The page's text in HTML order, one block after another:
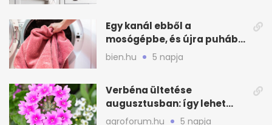
Egy kanál ebből a
mosógépbe, és újra puhább
lesz a törölköző
bien.hu 5 napja
Verbéna ültetése
augusztusban: így lehet
még idén virágos a kert
agroforum.hu 5 napja